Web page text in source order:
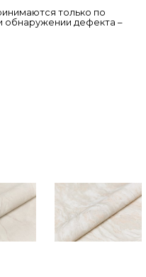
только по
обнаружении дефекта –